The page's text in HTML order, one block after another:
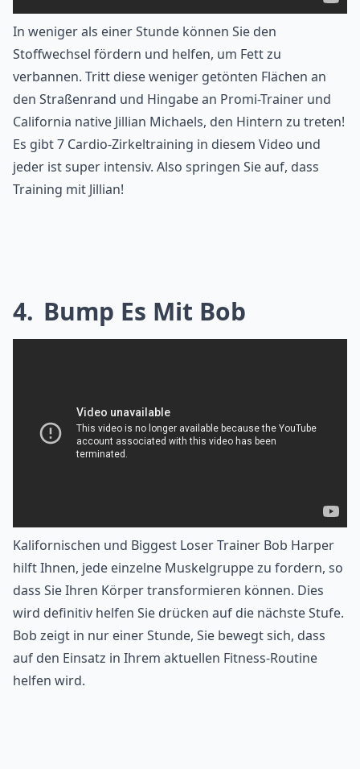
In weniger als einer Stunde können Sie den
Stoffwechsel fördern und helfen, um Fett zu
verbannen. Tritt diese weniger getönten Flächen an
den Straßenrand und Hingabe an Promi-Trainer und
California native Jillian Michaels, den Hintern zu treten!
Es gibt 7 Cardio-Zirkeltraining in diesem Video und
jeder ist super intensiv. Also springen Sie auf, dass
Training mit Jillian!
4 Bump Es Mit Bob
Kalifornischen und Biggest Loser Trainer Bob Harper
hilft Ihnen, jede einzelne Muskelgruppe zu fordern, so
dass Sie Ihren Körper transformieren können. Dies
wird definitiv helfen Sie drücken auf die nächste Stufe.
Bob zeigt in nur einer Stunde, Sie bewegt sich, dass
auf den Einsatz in Ihrem aktuellen Fitness-Routine
helfen wird.